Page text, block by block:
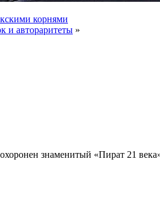
корнями
и автораритеты »
знаменитый «Пират 21